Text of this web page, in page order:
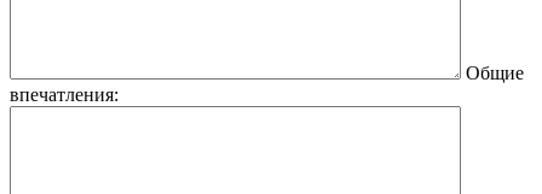
Общие
впечатления: